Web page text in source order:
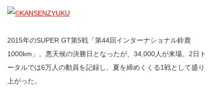
2015年のSUPER GT第5戦「第44回インターナショナル鈴鹿
1000km」。悪天候の決勝日となったが、34,000人が来場。2日ト
ータルでは6万人の動員を記録し、夏を締めくくる1戦として盛り
上がった。